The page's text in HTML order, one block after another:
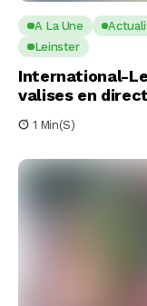
A La Une
Leinster
International-
valises en
1 Min(s)